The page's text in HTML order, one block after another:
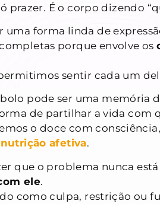
prazer. É o corpo dizendo
uma forma linda de
porque envolve os
sentir cada um
pode ser uma memória
de partilhar a vida com
o doce com
nutrição afetiva.
que o problema nunca
ele.
como culpa, restrição ou